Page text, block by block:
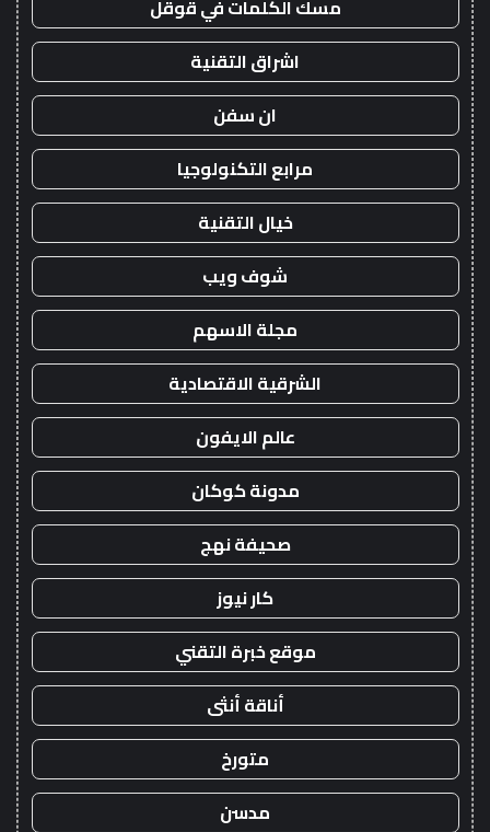
مسك الكلمات في قوقل
اشراق التقنية
ان سفن
مرابع التكنولوجيا
خيال التقنية
شوف ويب
مجلة الاسهم
الشرقية الاقتصادية
عالم الايفون
مدونة كوكان
صحيفة نهج
كار نيوز
موقع خبرة التقني
أناقة أنثى
متورخ
مدسن